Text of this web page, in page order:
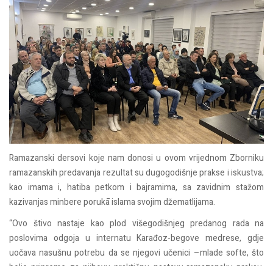
Ramazanski dersovi koje nam donosi u ovom vrijednom Zborniku
ramazanskih predavanja rezultat su dugogodišnje prakse i iskustva;
kao imama i, hatiba petkom i bajramima, sa zavidnim stažom
kazivanjas minbere porukā islama svojim džematlijama.
“Ovo štivo nastaje kao plod višegodišnjeg predanog rada na
poslovima odgoja u internatu Karađoz-begove medrese, gdje
uočava nasušnu potrebu da se njegovi učenici –mlade softe, što